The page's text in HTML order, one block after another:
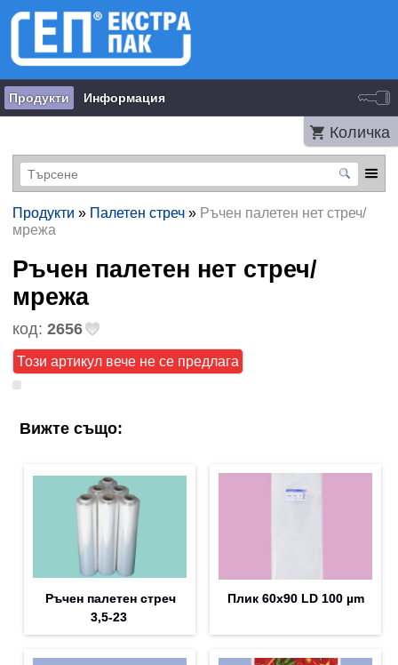
Продукти Информация
Количка
Продукти » Палетен стреч» Ръчен палетен нет стреч/
мрежа
Ръчен палетен нет стреч/
мрежа
код: 2656
Този артикул вече не се предлага
Вижте също:
Ръчен палетен стреч
3,5-23
Плик 60х90 LD 100 µm